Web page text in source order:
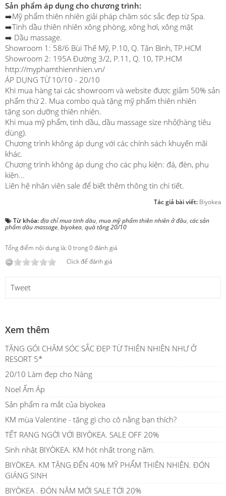
Sản phẩm áp dụng cho chương trình:
➡️Mỹ phẩm thiên nhiên giải pháp chăm sóc sắc đẹp từ Spa.
➡️Tinh dầu thiên nhiên xông phòng, xông hơi, xông mặt
➡️ Dầu massage.
Showroom 1: 58/6 Bùi Thế Mỹ, P.10, Q. Tân Bình, TP.HCM
Showroom 2: 195A Đường 3/2, P.11, Q. 10, TP.HCM
http://myphamthiennhien.vn/
ÁP DỤNG TỪ 10/10 - 20/10
Khi mua hàng tại các showroom và website được giảm 50% sản
phẩm thứ 2. Mua combo quà tặng mỹ phẩm thiên nhiên
tặng son dưỡng thiên nhiên.
Khi mua mỹ phẩm, tinh dầu, dầu massage size nhỏ(hàng tiêu
dùng).
Chương trình không áp dụng với các chính sách khuyến mãi
khác.
Chương trình không áp dụng cho các phụ kiện: đá, đèn, phụ
kiện...
Liên hệ nhân viên sale để biết thêm thông tin chi tiết.
Tác giả bài viết: Biyokea
Từ khóa:địa chỉ mua tinh dầu, mua mỹ phẩm thiên nhiên ở đâu, các sản
phẩm dầu massage, biyokea, quà tặng 20/10
Tổng điểm nội dung là: 0 trong 0 đánh giá
Click để đánh giá
Tweet
Xem thêm
TẶNG GÓI CHĂM SÓC SẮC ĐẸP TỪ THIÊN NHIÊN NHƯ Ở
RESORT 5*
20/10 Làm đẹp cho Nàng
Noel Ấm Áp
Sản phẩm ra mắt của biyokea
KM mùa Valentine - tặng gì cho cô nằng bạn thích?
TẾT RẠNG NGỜI VỚI BIYÒKEA. SALE OFF 20%
Sinh nhật BIYÒKEA. KM hót nhất trong năm.
BIYÒKEA. KM TẶNG ĐẾN 40% MỸ PHẨM THIÊN NHIÊN. ĐÓN
GIÁNG SINH
BIYÒKEA . ĐÓN NĂM MỚI SALE TỚI 20%